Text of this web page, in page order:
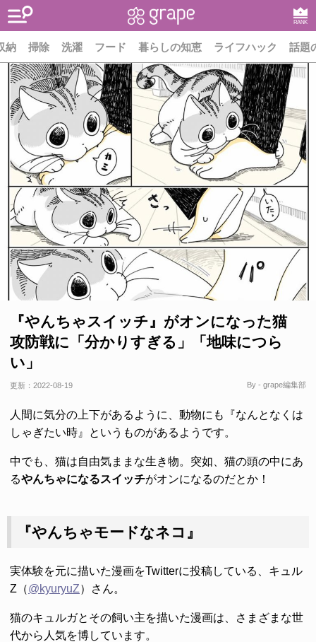
RANK
納 掃除 洗濯 フード 暮らしの知恵 ライフハック 話題
『やんちゃスイッチ』がオンになった猫
攻防戦に「分かりすぎる」「地味につら
い」
更新： 2022-08-19 By - grape編集部
人間に気分の上下があるように、動物にも『なんとなくは
しゃぎたい時』というものがあるようです。
中でも、猫は自由気ままな生き物。突如、猫の頭の中にあ
るやんちゃになるスイッチがオンになるのだとか！
『やんちゃモードなネコ』
実体験を元に描いた漫画をTwitterに投稿している、キュル
Z（@kyuryuZ）さん。
猫のキュルガとその飼い主を描いた漫画は、さまざまな世
代から人気を博しています。